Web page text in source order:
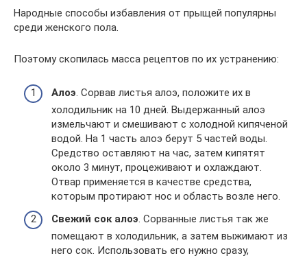
Народные способы избавления от прыщей популярны
среди женского пола.
Поэтому скопилась масса рецептов по их устранению:
Алоэ . Сорвав листья алоэ, положите их в
холодильник на 10 дней. Выдержанный алоэ
измельчают и смешивают с холодной кипяченой
водой. На 1 часть алоэ берут 5 частей воды.
Средство оставляют на час, затем кипятят
около 3 минут, процеживают и охлаждают.
Отвар применяется в качестве средства,
которым протирают нос и область возле него.
Свежий сок алоэ. Сорванные листья так же
помещают в холодильник, а затем выжимают из
него сок. Использовать его нужно сразу,